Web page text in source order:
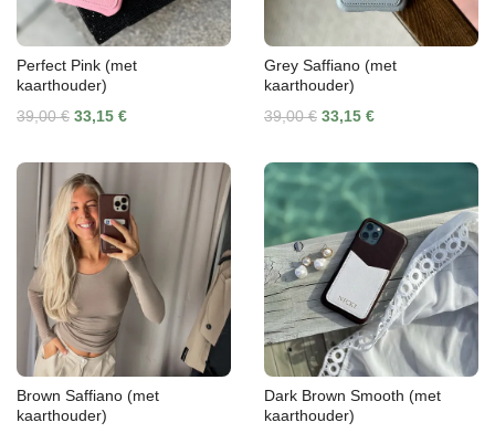
Perfect Pink (met
kaarthouder)
39,00 € 33,15 €
Grey Saffiano (met
kaarthouder)
39,00 € 33,15 €
Brown Saffiano (met
kaarthouder)
Dark Brown Smooth (met
kaarthouder)